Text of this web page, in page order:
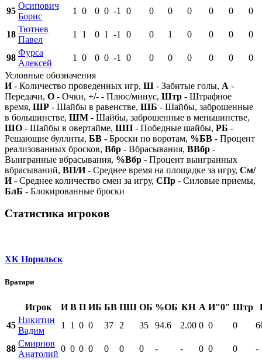
95
Осипович
Борис
1 0 0 0 -1 0 0 0 0 0 0 0
18
Тютнев
Павел
1 1 0 1 -1 0 0 1 0 0 0 0
98
Фурса
Алексей
1 0 0 0 -1 0 0 0 0 0 0
0
Условные обозначения
И- Количество проведенных игр, Ш - Забитые голы, А -
Передачи, О - Очки, +/- - Плюс/минус, Штр - Штрафное
время, ШР - Шайбы в равенстве, ШБ - Шайбы, заброшенные
в большинстве, ШМ - Шайбы, заброшенные в меньшинстве,
ШО - Шайбы в овертайме, ШП - Победные шайбы, РБ -
Решающие буллиты, БВ - Броски по воротам, %БВ - Процент
реализованных бросков, Вбр - Вбрасывания, ВВбр -
Выигранные вбрасывания, %Вбр - Процент выигранных
вбрасываний, ВП/И- Среднее время на площадке за игру, См/
И- Среднее количество смен за игру, СПр - Силовые приемы,
БлБ - Блокированные броски
Статистика игроков
ХК Норильск
Вратари
Игрок И В П ИБ БВ ПШ ОБ %ОБ КН А И"0" Штр
45
Никитин
Вадим
1 1 0 0 37 2 35 94.6 2.00 0 0 0
88
Смирнов
Анатолий
0 0 0 0 0 0 0 - - 0 0 0
-